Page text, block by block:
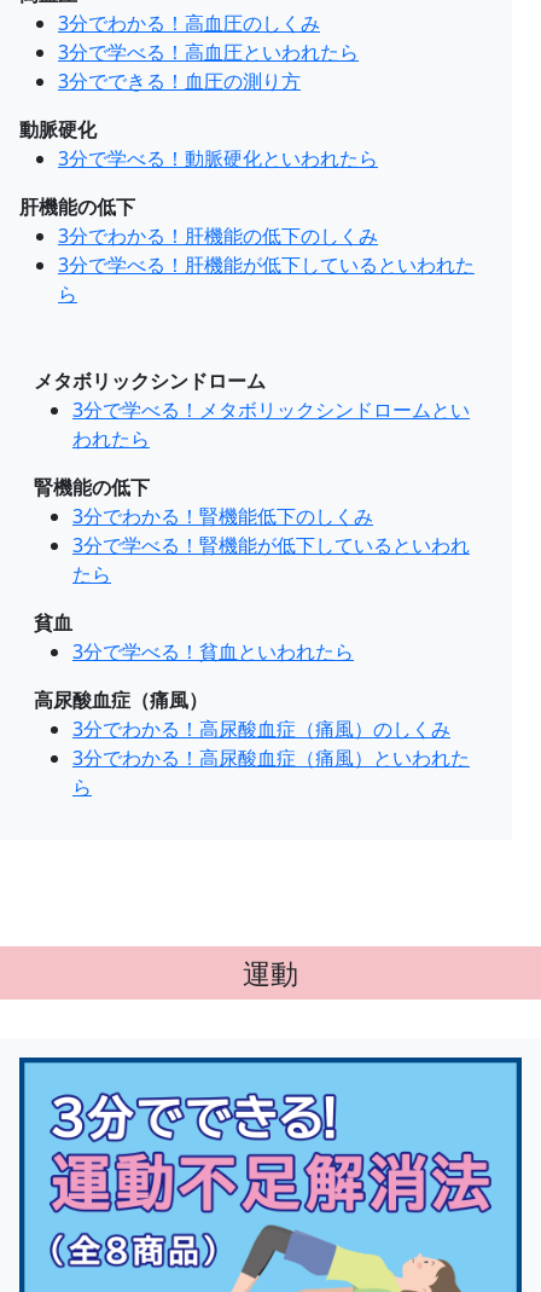
3分でわかる！高血圧のしくみ
3分で学べる！高血圧といわれたら
3分でできる！血圧の測り方
動脈硬化
3分で学べる！動脈硬化といわれたら
肝機能の低下
3分でわかる！肝機能の低下のしくみ
3分で学べる！肝機能が低下しているといわれた
ら
メタボリックシンドローム
3分で学べる！メタボリックシンドロームとい
われたら
腎機能の低下
3分でわかる！腎機能低下のしくみ
3分で学べる！腎機能が低下しているといわれ
たら
貧血
3分で学べる！貧血といわれたら
高尿酸血症（痛風）
3分でわかる！高尿酸血症（痛風）のしくみ
3分でわかる！高尿酸血症（痛風）といわれた
ら
運動